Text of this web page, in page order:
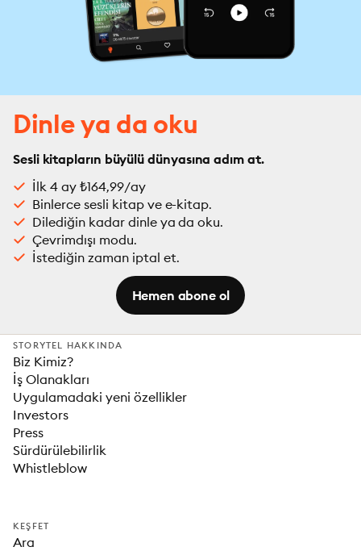
Dinle ya da oku
Sesli kitapların büyülü dünyasına adım at.
İlk 4 ay ₺164,99/ay
Binlerce sesli kitap ve e-kitap.
Dilediğin kadar dinle ya da oku.
Çevrimdışı modu.
İstediğin zaman iptal et.
Hemen abone ol
STORYTEL HAKKINDA
Biz Kimiz?
İş Olanakları
Uygulamadaki yeni özellikler
Investors
Press
Sürdürülebilirlik
Whistleblow
KEŞFET
Ara